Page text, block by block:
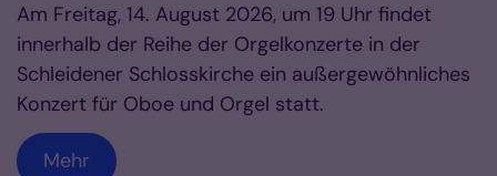
Am Freitag, 14. August 2026, um 19 Uhr findet
innerhalb der Reihe der Orgelkonzerte in der
Schleidener Schlosskirche ein außergewöhnliches
Konzert für Oboe und Orgel statt.
Mehr